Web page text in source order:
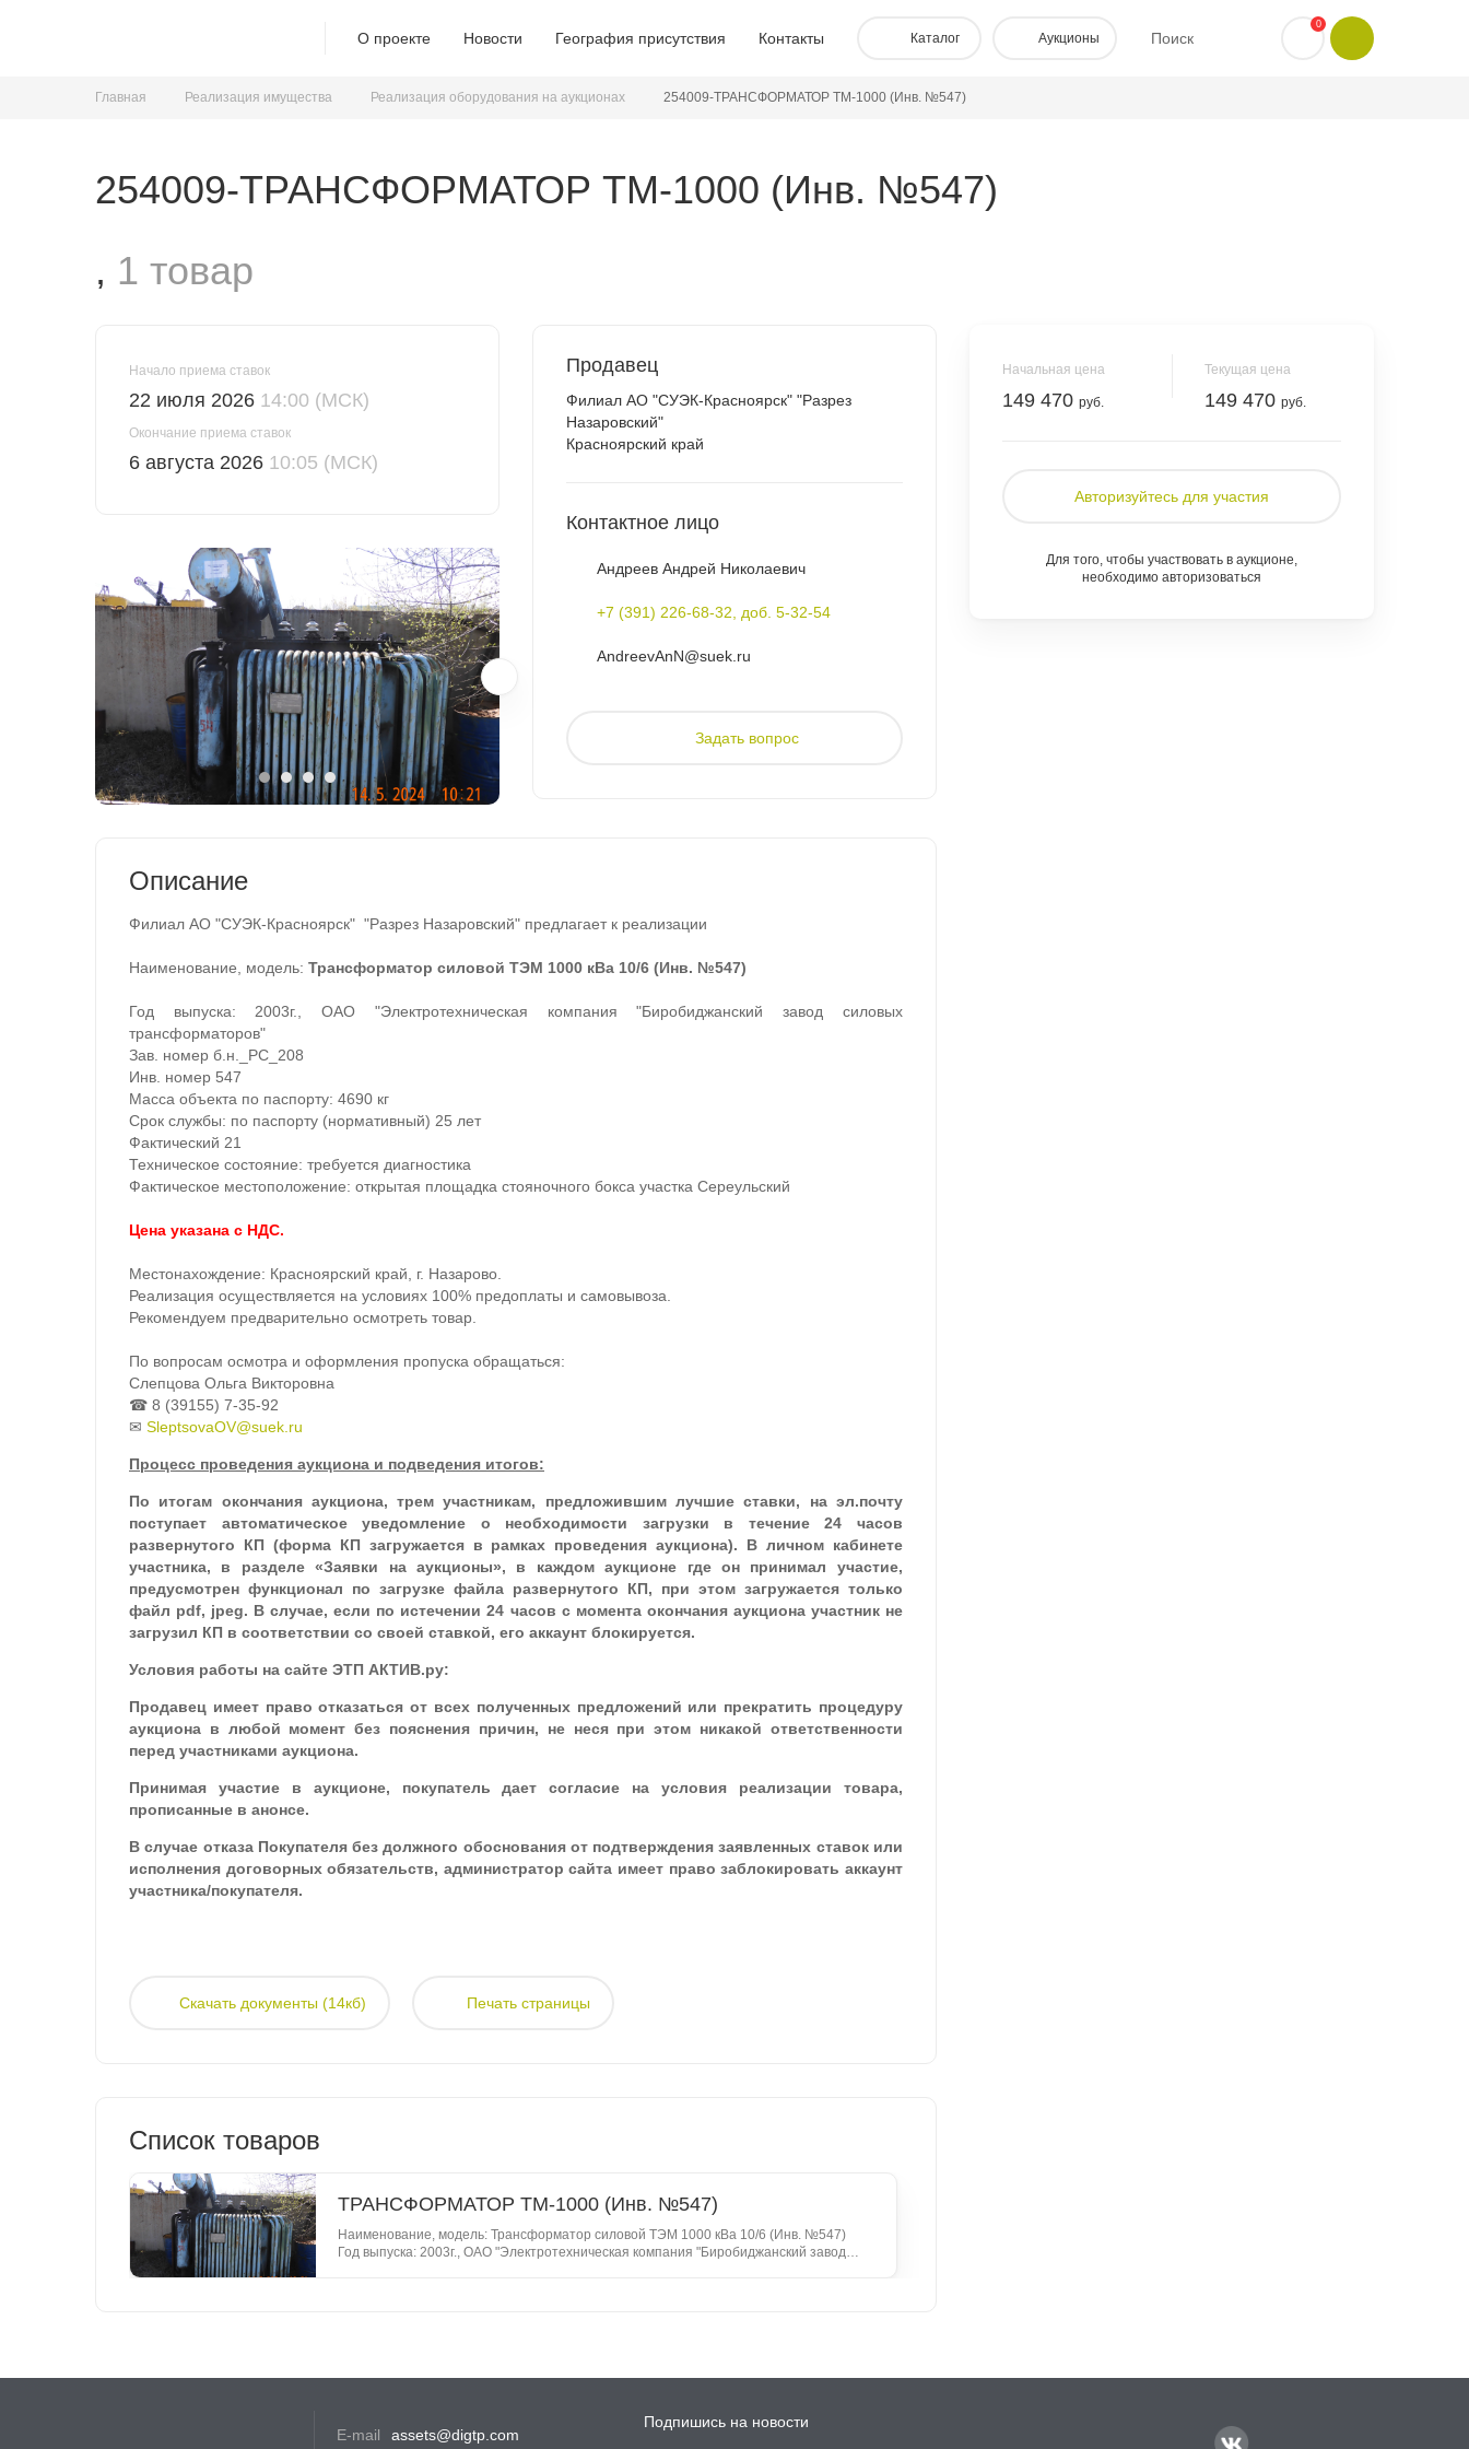
О проекте Новости География присутствия Контакты Каталог Аукционы Поиск
0
Главная Реализация имущества Реализация оборудования на аукционах 254009-ТРАНСФОРМАТОР ТМ-1000 (Инв. №547)
254009-ТРАНСФОРМАТОР ТМ-1000 (Инв. №547)
, 1 товар
Начало приема ставок
22 июля 2026 14:00 (МСК)
Окончание приема ставок
6 августа 2026 10:05 (МСК)
Начальная цена
149 470
Текущая цена
149 470
Авторизуйтесь для участия
Для того, чтобы участвовать в аукционе,
необходимо авторизоваться
Продавец
Филиал АО "СУЭК-Красноярск" "Разрез
Назаровский"
Красноярский край
Контактное лицо
Андреев Андрей Николаевич
+7 (391) 226-68-32, доб. 5-32-54
AndreevAnN@suek.ru
Задать вопрос
Список товаров
ТРАНСФОРМАТОР ТМ-1000 (Инв. №547)
Наименование, модель: Трансформатор силовой ТЭМ 1000 кВа 10/6 (Инв. №547)
Год выпуска: 2003г., ОАО "Электротехническая компания "Биробиджанский завод
Описание
Филиал АО "СУЭК-Красноярск" "Разрез Назаровский" предлагает к реализации
Наименование, модель: Трансформатор силовой ТЭМ 1000 кВа 10/6 (Инв. №547)
Год выпуска: 2003г., ОАО "Электротехническая компания "Биробиджанский завод силовых
трансформаторов"
Зав. номер б.н._РС_208
Инв. номер 547
Масса объекта по паспорту: 4690 кг
Срок службы: по паспорту (нормативный) 25 лет
Фактический 21
Техническое состояние: требуется диагностика
Фактическое местоположение: открытая площадка стояночного бокса участка Сереульский
Цена указана с НДС.
Местонахождение: Красноярский край, г. Назарово.
Реализация осуществляется на условиях 100% предоплаты и самовывоза.
Рекомендуем предварительно осмотреть товар.
По вопросам осмотра и оформления пропуска обращаться:
Слепцова Ольга Викторовна
☎ 8 (39155) 7-35-92
✉ SleptsovaOV@suek.ru
Процесс проведения аукциона и подведения итогов:
По итогам окончания аукциона, трем участникам, предложившим лучшие ставки, на эл.почту
поступает автоматическое уведомление о необходимости загрузки в течение 24 часов
развернутого КП (форма КП загружается в рамках проведения аукциона). В личном кабинете
участника, в разделе «Заявки на аукционы», в каждом аукционе где он принимал участие,
предусмотрен функционал по загрузке файла развернутого КП, при этом загружается только
файл pdf, jpeg. В случае, если по истечении 24 часов с момента окончания аукциона участник не
загрузил КП в соответствии со своей ставкой, его аккаунт блокируется.
Условия работы на сайте ЭТП АКТИВ.ру:
Продавец имеет право отказаться от всех полученных предложений или прекратить процедуру
аукциона в любой момент без пояснения причин, не неся при этом никакой ответственности
перед участниками аукциона.
Принимая участие в аукционе, покупатель дает согласие на условия реализации товара,
прописанные в анонсе.
В случае отказа Покупателя без должного обоснования от подтверждения заявленных ставок или
исполнения договорных обязательств, администратор сайта имеет право заблокировать аккаунт
участника/покупателя.
Скачать документы (14кб) Печать страницы
E-mail assets@digtp.com
Подпишись на новости